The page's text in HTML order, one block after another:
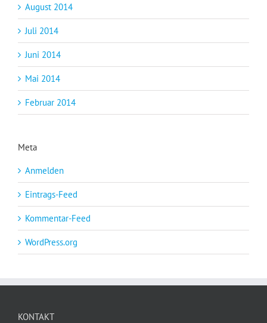
August 2014
Juli 2014
Juni 2014
Mai 2014
Februar 2014
Meta
Anmelden
Eintrags-Feed
Kommentar-Feed
WordPress.org
KONTAKT